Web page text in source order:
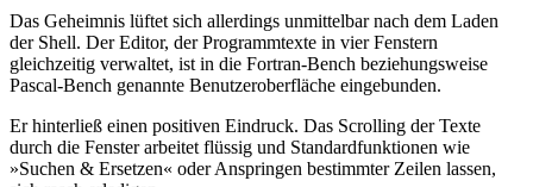
Das Geheimnis lüftet sich allerdings unmittelbar nach dem Laden
der Shell. Der Editor, der Programmtexte in vier Fenstern
gleichzeitig verwaltet, ist in die Fortran-Bench beziehungsweise
Pascal-Bench genannte Benutzeroberfläche eingebunden.
Er hinterließ einen positiven Eindruck. Das Scrolling der Texte
durch die Fenster arbeitet flüssig und Standardfunktionen wie
»Suchen & Ersetzen« oder Anspringen bestimmter Zeilen lassen,